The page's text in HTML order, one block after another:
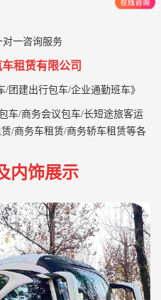
一咨询服务
租赁有限公司
团建出行包车/企业通勤班车》
车/商务会议包车/长短途旅客运
/商务车租赁/商务轿车租赁等各
内饰展示